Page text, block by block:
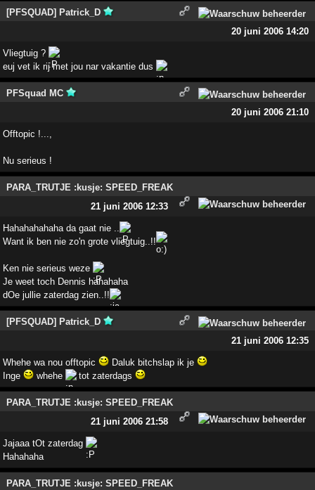
[PFSQUAD] Patrick_D
20 juni 2006 14:20
Vliegtuig ?
euj vet ik rij met jou nar vakantie dus
PFSquad MC
20 juni 2006 21:10
Offtopic !...,
Nu serieus !
PARA_TRUTJE :kusje: SPEED_FREAK
21 juni 2006 12:33
Hahahahahaha da gaat nie ..
Want ik ben nie zo'n grote vliegtuig..!!
Ken nie serieus weze
Je weet toch Dennis hahahaha
dOe jullie zaterdag zien..!!
[PFSQUAD] Patrick_D
21 juni 2006 12:35
Whehe wa nou offtopic
Daluk bitchslap ik je
Inge
whehe tot zaterdags
PARA_TRUTJE :kusje: SPEED_FREAK
21 juni 2006 21:58
Jajaaa tOt zaterdag
Hahahaha
PARA_TRUTJE :kusje: SPEED_FREAK